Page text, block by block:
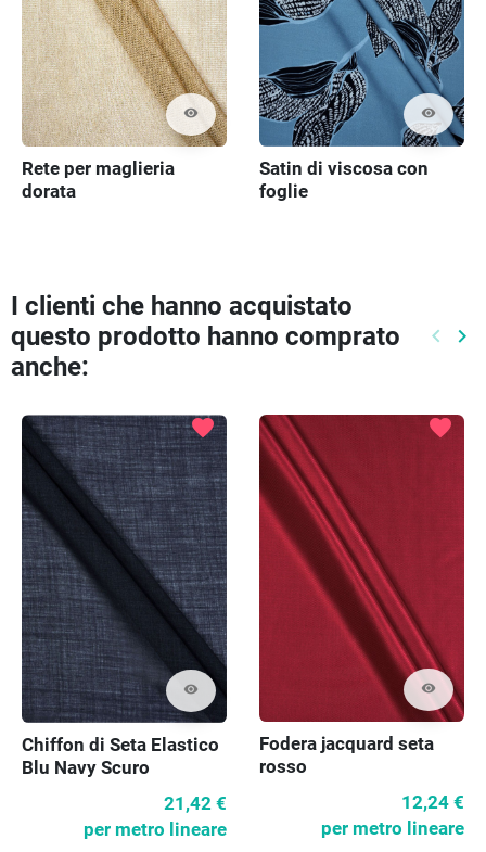
visibility
Rete per maglieria
dorata
visibility
Satin di viscosa con
foglie
I clienti che hanno acquistato
questo prodotto hanno comprato
anche:
keyboard_arrow_left keyboard_arrow_right
visibility
favorite
Chiffon di Seta Elastico
Blu Navy Scuro
21,42 €
per metro lineare
visibility
favorite
Fodera jacquard seta
rosso
12,24 €
per metro lineare